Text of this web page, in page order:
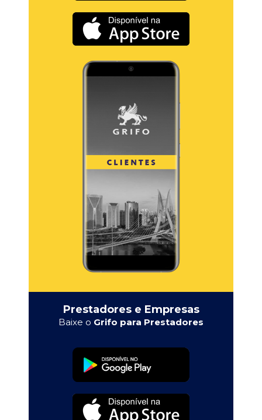
Prestadores e Empresas
Baixe o Grifo para Prestadores